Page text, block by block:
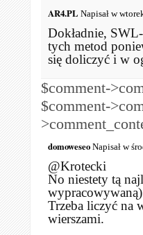
AR4.PL Napisał w
Dokładnie,
tych metod
się doliczyć i w
$comment-
$comment-
domoweseo Napisał w
@Krotecki
No niestety tą
Trzeba liczyć na
wierszami.